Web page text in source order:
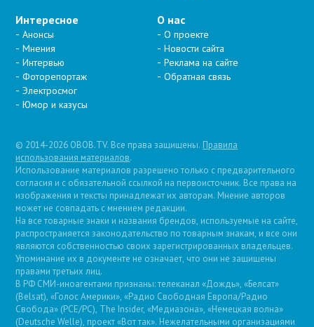
Интересное
Анонсы
Мнения
Интервью
Фоторепортаж
Электросмог
Юмор и казусы
О нас
О проекте
Новости сайта
Реклама на сайте
Обратная связь
© 2014-2026 OBOB.TV. Все права защищены. Правила
использования материалов.
Использование материалов разрешено только с предварительного
согласия и с обязательной ссылкой на первоисточник. Все права на
изображения и тексты принадлежат их авторам. Мнение авторов
может не совпадать с мнением редакции.
На все товарные знаки и названия брендов, используемые на сайте,
распространяется законодательство по товарным знакам, и все они
являются собственностью своих зарегистрированных владельцев.
Упоминание их в документе не означает, что они не защищены
правами третьих лиц.
В РФ СМИ-иноагентами признаны: телеканал «Дождь», «Белсат»
(Belsat), «Голос Америки», «Радио Свободная Европа/Радио
Свобода» (PCE/PC), The Insider, «Медиазона», «Немецкая волна»
(Deutsche Welle), проект «Вот так». Нежелательными организациями